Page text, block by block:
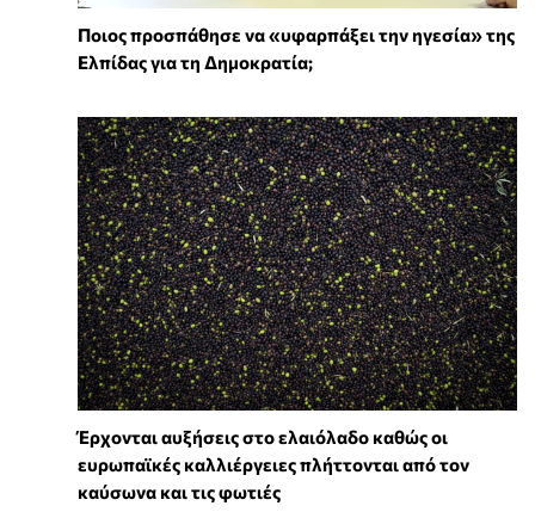
Ποιος προσπάθησε να «υφαρπάξει την ηγεσία» της
Ελπίδας για τη Δημοκρατία;
Έρχονται αυξήσεις στο ελαιόλαδο καθώς οι
ευρωπαϊκές καλλιέργειες πλήττονται από τον
καύσωνα και τις φωτιές